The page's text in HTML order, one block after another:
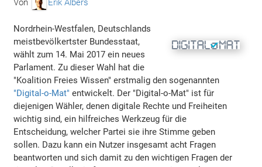
Von Erik Albers
Nordrhein-Westfalen, Deutschlands
meistbevölkertster Bundesstaat,
wählt zum 14. Mai 2017 ein neues
Parlament. Zu dieser Wahl hat die
"Koalition Freies Wissen" erstmalig den sogenannten
"Digital-o-Mat" entwickelt. Der "Digital-o-Mat" ist für
diejenigen Wähler, denen digitale Rechte und Freiheiten
wichtig sind, ein hilfreiches Werkzeug für die
Entscheidung, welcher Partei sie ihre Stimme geben
sollen. Dazu kann ein Nutzer insgesamt acht Fragen
beantworten und sich damit zu den wichtigen Fragen der